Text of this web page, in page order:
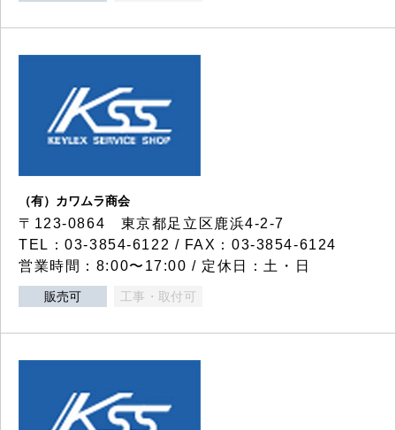
（有）カワムラ商会
〒123-0864 東京都足立区鹿浜4-2-7
TEL：03-3854-6122 / FAX：03-3854-6124
営業時間：8:00〜17:00 / 定休日：土・日
販売可 工事・取付可